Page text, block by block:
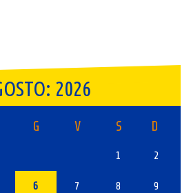
2026
G V S D
1 2
6 7 8 9